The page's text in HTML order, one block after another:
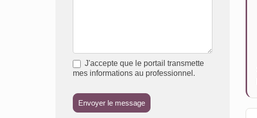
J'accepte que le portail transmette
mes informations au professionnel.
Envoyer le message